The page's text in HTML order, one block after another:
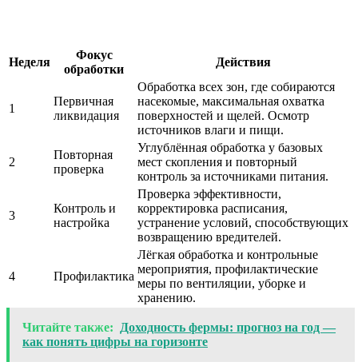
Неделя
Фокус
обработки
Действия
1
Первичная
ликвидация
Обработка всех зон, где собираются
насекомые, максимальная охватка
поверхностей и щелей. Осмотр
источников влаги и пищи.
2
Повторная
проверка
Углублённая обработка у базовых
мест скопления и повторный
контроль за источниками питания.
3
Контроль и
настройка
Проверка эффективности,
корректировка расписания,
устранение условий, способствующих
возвращению вредителей.
4 Профилактика
Лёгкая обработка и контрольные
мероприятия, профилактические
меры по вентиляции, уборке и
хранению.
Читайте также:
Доходность фермы: прогноз на год —
как понять цифры на горизонте